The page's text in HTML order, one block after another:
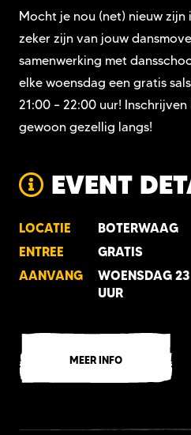
Mocht je nou (net) nieuw zijn
zeker zijn van jouw
samenwerking met
elke woensdag een gratis
21:00 – 22:00 uur!
gewoon gezellig langs!
EVENT
LOCATIE
BOTERWAAG
ENTREE
GRATIS
AANVANG
WOENSDAG
UUR
MEER INFO